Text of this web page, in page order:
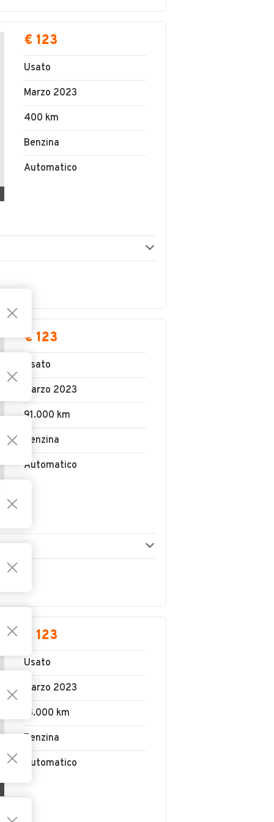
€ 123
Usato
Marzo 2023
400 km
Benzina
Automatico
€ 123
Usato
Marzo 2023
91.000 km
Benzina
Automatico
€ 123
Usato
Marzo 2023
13.000 km
Benzina
Automatico